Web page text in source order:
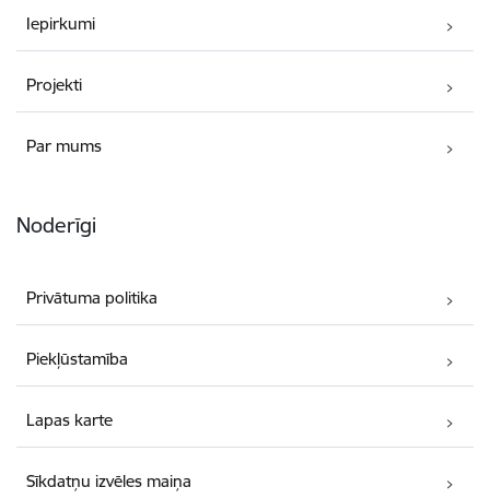
Iepirkumi
Projekti
Par mums
Noderīgi
Privātuma politika
Piekļūstamība
Lapas karte
Sīkdatņu izvēles maiņa